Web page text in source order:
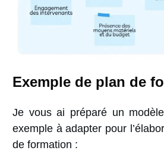
Exemple de plan de
Je vous ai préparé un
exemple à adapter pour
de formation :